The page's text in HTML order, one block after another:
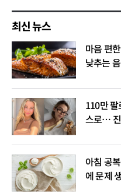
최신 뉴스
마음 편
낮추는
110만
스로… 진
아침 공
에 문제